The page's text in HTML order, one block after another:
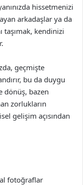
hissetmenizi
arkadaşlar ya da
taşımak, kendinizi
geçmişte
bu da duygu
dönüş, bazen
zorlukların
gelişim açısından
fotoğraflar